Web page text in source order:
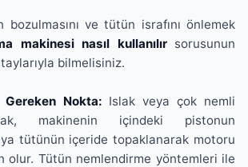
bozulmasını ve tütün israfını önlemek
makinesi nasıl kullanılırsorusunun
bilmelisiniz.
Nokta: Islak veya çok nemli
makinenin içindeki pistonun
tütünün içeride topaklanarak motoru
olur. Tütün nemlendirme yöntemleri ile